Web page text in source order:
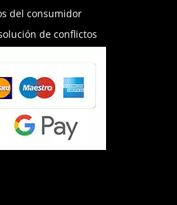
del consumidor
de conflictos